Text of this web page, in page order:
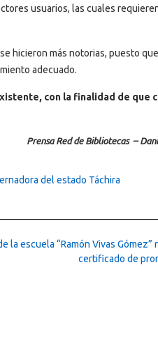
usuarios, las cuales
hicieron más notorias, puesto
adecuado.
con la finalidad de que
Prensa Red de Bibliotecas –
del estado Táchira
la escuela “Ramón Vivas Gómez”
certificado de